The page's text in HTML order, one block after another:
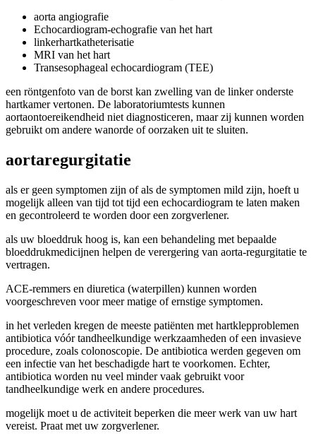
aorta angiografie
Echocardiogram-echografie van het hart
linkerhartkatheterisatie
MRI van het hart
Transesophageal echocardiogram (TEE)
een röntgenfoto van de borst kan zwelling van de linker onderste
hartkamer vertonen. De laboratoriumtests kunnen
aortaontoereikendheid niet diagnosticeren, maar zij kunnen worden
gebruikt om andere wanorde of oorzaken uit te sluiten.
aortaregurgitatie
als er geen symptomen zijn of als de symptomen mild zijn, hoeft u
mogelijk alleen van tijd tot tijd een echocardiogram te laten maken
en gecontroleerd te worden door een zorgverlener.
als uw bloeddruk hoog is, kan een behandeling met bepaalde
bloeddrukmedicijnen helpen de verergering van aorta-regurgitatie te
vertragen.
ACE-remmers en diuretica (waterpillen) kunnen worden
voorgeschreven voor meer matige of ernstige symptomen.
in het verleden kregen de meeste patiënten met hartklepproblemen
antibiotica vóór tandheelkundige werkzaamheden of een invasieve
procedure, zoals colonoscopie. De antibiotica werden gegeven om
een infectie van het beschadigde hart te voorkomen. Echter,
antibiotica worden nu veel minder vaak gebruikt voor
tandheelkundige werk en andere procedures.
mogelijk moet u de activiteit beperken die meer werk van uw hart
vereist. Praat met uw zorgverlener.